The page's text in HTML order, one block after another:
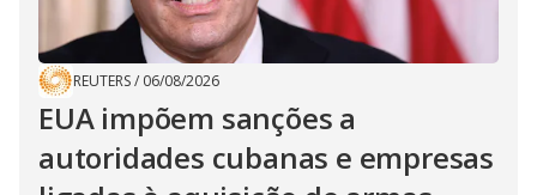
REUTERS/ 06/08/2026
EUA impõem sanções a
autoridades cubanas e empresas